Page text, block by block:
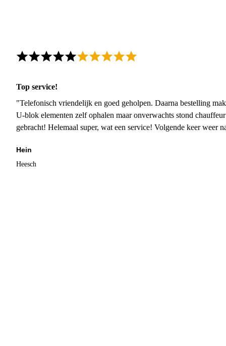
Top service!
"Telefonisch vriendelijk en goed geholpen. Daarna bestelling
U-blok elementen zelf ophalen maar onverwachts stond
gebracht! Helemaal super, wat een service! Volgende keer weer
Hein
Heesch